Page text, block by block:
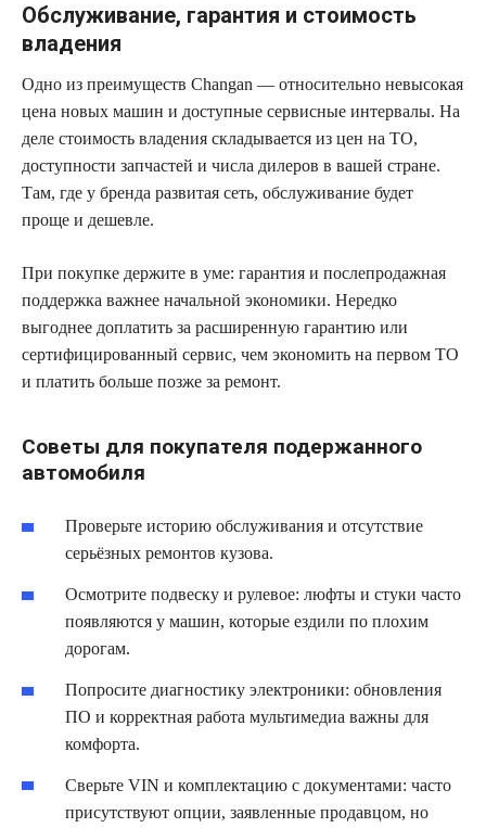
Обслуживание, гарантия и стоимость
владения
Одно из преимуществ Changan — относительно невысокая
цена новых машин и доступные сервисные интервалы. На
деле стоимость владения складывается из цен на ТО,
доступности запчастей и числа дилеров в вашей стране.
Там, где у бренда развитая сеть, обслуживание будет
проще и дешевле.
При покупке держите в уме: гарантия и послепродажная
поддержка важнее начальной экономики. Нередко
выгоднее доплатить за расширенную гарантию или
сертифицированный сервис, чем экономить на первом ТО
и платить больше позже за ремонт.
Советы для покупателя подержанного
автомобиля
Проверьте историю обслуживания и отсутствие
серьёзных ремонтов кузова.
Осмотрите подвеску и рулевое: люфты и стуки часто
появляются у машин, которые ездили по плохим
дорогам.
Попросите диагностику электроники: обновления
ПО и корректная работа мультимедиа важны для
комфорта.
Сверьте VIN и комплектацию с документами: часто
присутствуют опции, заявленные продавцом, но